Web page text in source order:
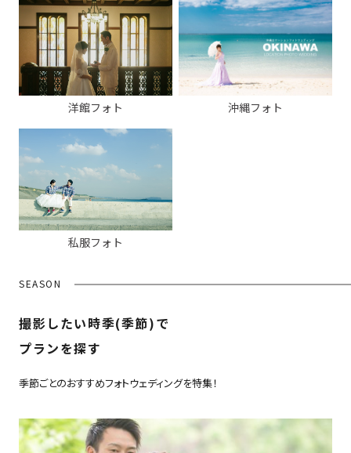
洋館フォト 沖縄フォト
私服フォト
SEASON
撮影したい時季(季節)で
プランを探す
季節ごとのおすすめフォトウェディングを特集！